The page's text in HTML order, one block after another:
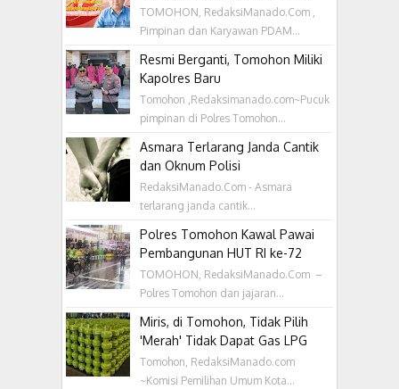
TOMOHON, RedaksiManado.Com ,
Pimpinan dan Karyawan PDAM...
Resmi Berganti, Tomohon Miliki
Kapolres Baru
Tomohon ,Redaksimanado.com~Pucuk
pimpinan di Polres Tomohon...
Asmara Terlarang Janda Cantik
dan Oknum Polisi
RedaksiManado.Com - Asmara
terlarang janda cantik...
Polres Tomohon Kawal Pawai
Pembangunan HUT RI ke-72
TOMOHON, RedaksiManado.Com –
Polres Tomohon dan jajaran...
Miris, di Tomohon, Tidak Pilih
'Merah' Tidak Dapat Gas LPG
Tomohon, RedaksiManado.com
~Komisi Pemilihan Umum Kota...